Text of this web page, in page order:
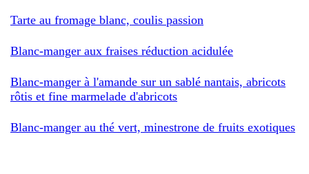
Tarte au fromage blanc, coulis passion
Blanc-manger aux fraises réduction acidulée
Blanc-manger à l'amande sur un sablé nantais, abricots
rôtis et fine marmelade d'abricots
Blanc-manger au thé vert, minestrone de fruits exotiques